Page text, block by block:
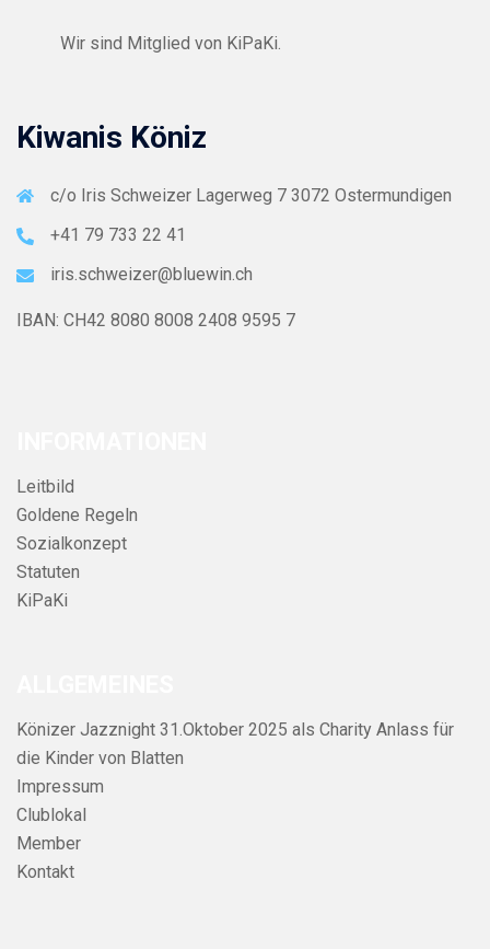
Wir sind Mitglied von KiPaKi.
Kiwanis Köniz
c/o Iris Schweizer Lagerweg 7 3072 Ostermundigen
+41 79 733 22 41
iris.schweizer@bluewin.ch
IBAN: CH42 8080 8008 2408 9595 7
Leitbild
Goldene Regeln
Sozialkonzept
Statuten
KiPaKi
Könizer Jazznight 31.Oktober 2025 als Charity Anlass für
die Kinder von Blatten
Impressum
Clublokal
Member
Kontakt